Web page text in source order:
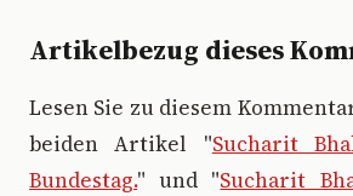
Artikelbezug dieses
Lesen Sie zu diesem
beiden Artikel "Sucharit
Bundestag." und "Sucharit